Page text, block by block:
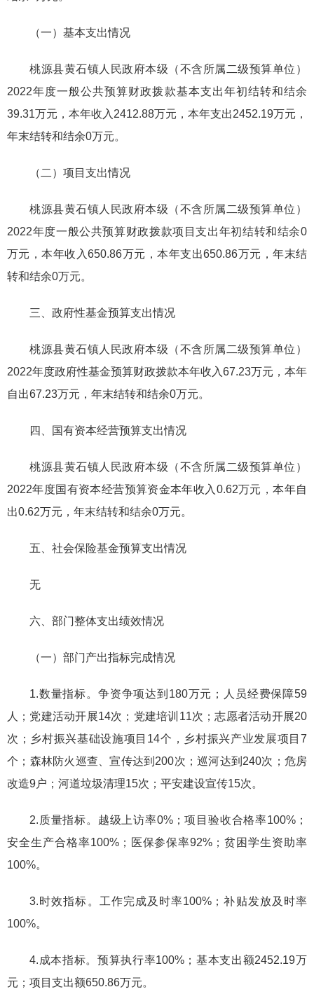
（一）基本支出情况
桃源县黄石镇人民政府本级（不含所属二级预算单位）
2022年度一般公共预算财政拨款基本支出年初结转和结余
39.31万元，本年收入2412.88万元，本年支出2452.19万元，
年末结转和结余0万元。
（二）项目支出情况
桃源县黄石镇人民政府本级（不含所属二级预算单位）
2022年度一般公共预算财政拨款项目支出年初结转和结余0
万元，本年收入650.86万元，本年支出650.86万元，年末结
转和结余0万元。
三、政府性基金预算支出情况
桃源县黄石镇人民政府本级（不含所属二级预算单位）
2022年度政府性基金预算财政拨款本年收入67.23万元，本年
自出67.23万元，年末结转和结余0万元。
四、国有资本经营预算支出情况
桃源县黄石镇人民政府本级（不含所属二级预算单位）
2022年度国有资本经营预算资金本年收入0.62万元，本年自
出0.62万元，年末结转和结余0万元。
五、社会保险基金预算支出情况
无
六、部门整体支出绩效情况
（一）部门产出指标完成情况
1.数量指标。争资争项达到180万元；人员经费保障59
人；党建活动开展14次；党建培训11次；志愿者活动开展20
次；乡村振兴基础设施项目14个，乡村振兴产业发展项目7
个；森林防火巡查、宣传达到200次；巡河达到240次；危房
改造9户；河道垃圾清理15次；平安建设宣传15次。
2.质量指标。越级上访率0%；项目验收合格率100%；
安全生产合格率100%；医保参保率92%；贫困学生资助率
100%。
3.时效指标。工作完成及时率100%；补贴发放及时率
100%。
4.成本指标。预算执行率100%；基本支出额2452.19万
元；项目支出额650.86万元。